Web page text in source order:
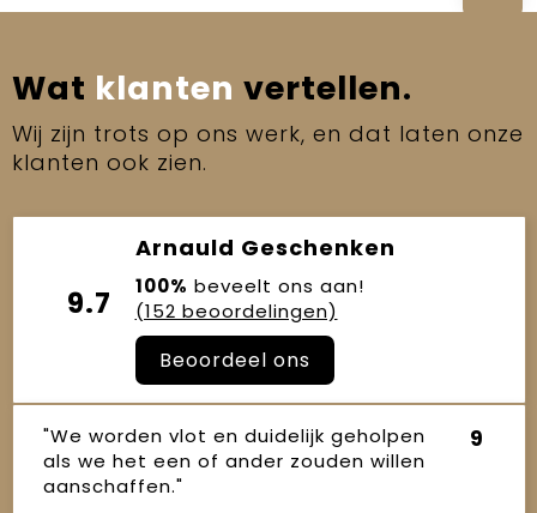
Wat klanten vertellen.
Wij zijn trots op ons werk, en dat laten onze
klanten ook zien.
9.7
Arnauld Geschenken
100% beveelt ons aan!
(152 beoordelingen)
Beoordeel ons
"We worden vlot en duidelijk geholpen
als we het een of ander zouden willen
aanschaffen."
9